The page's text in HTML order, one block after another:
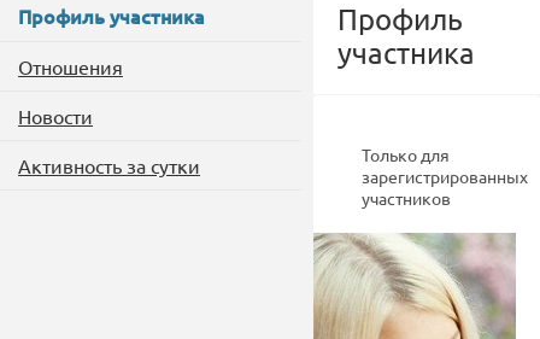
Профиль участника
Отношения
Новости
Активность за сутки
Профиль
участника
Только для
зарегистрированных
участников